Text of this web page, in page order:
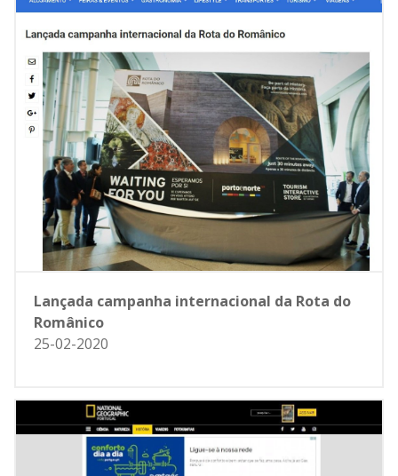
Lançada campanha internacional da Rota do
Românico
25-02-2020